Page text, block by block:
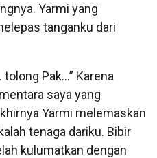
Yarmi yang
tanganku dari
tolong Pak…” Karena
saya yang
Yarmi melemaskan
tenaga dariku. Bibir
kulumatkan dengan